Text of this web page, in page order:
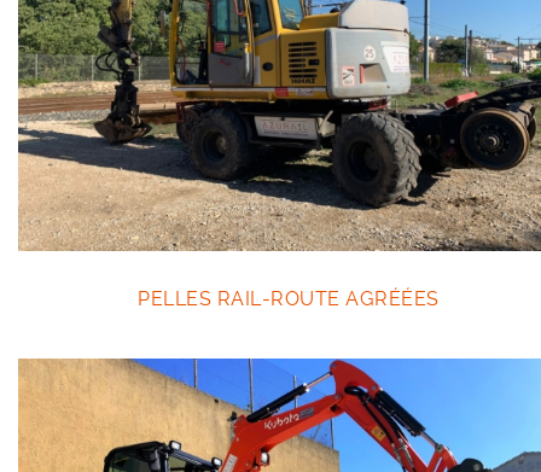
Outillage
PELLES RAIL-ROUTE AGRÉÉES